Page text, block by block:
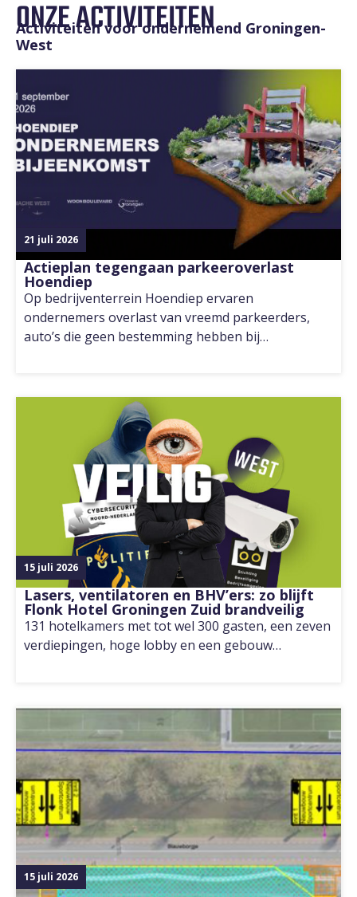
ONZE ACTIVITEITEN
Activiteiten voor ondernemend Groningen-
West
21 juli 2026
Actieplan tegengaan parkeeroverlast
Hoendiep
Op bedrijventerrein Hoendiep ervaren
ondernemers overlast van vreemd parkeerders,
auto’s die geen bestemming hebben bij…
15 juli 2026
Lasers, ventilatoren en BHV’ers: zo blijft
Flonk Hotel Groningen Zuid brandveilig
131 hotelkamers met tot wel 300 gasten, een zeven
verdiepingen, hoge lobby en een gebouw…
15 juli 2026